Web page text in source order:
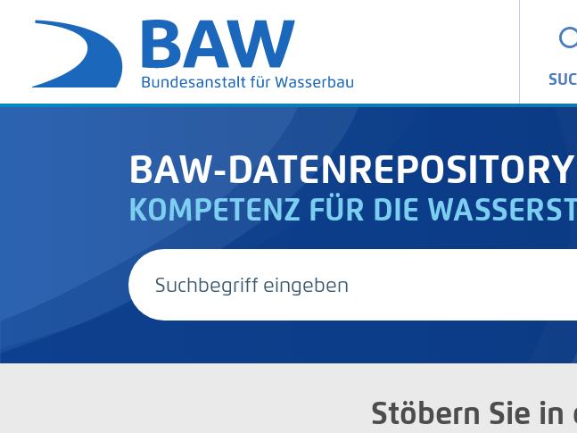
BAW-DATENREPOSITORY
KOMPETENZ FÜR DIE
Stöbern Sie